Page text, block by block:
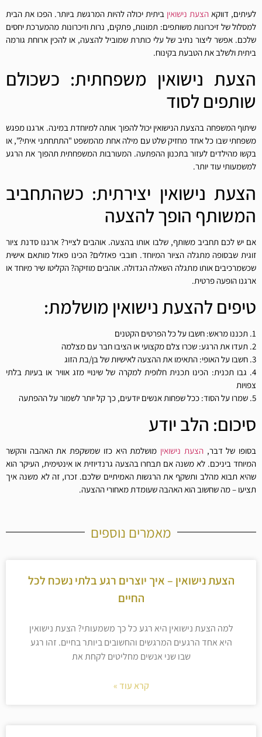
לעיתים, דווקא הצעת נישואין ביתית יכולה להיות המרגשת ביותר. הפכו את הבית
למסלול של זיכרונות משותפים: תמונות, פתקים, נרות וזיכרונות מהמערכת יחסים
שלכם. אפשר ליצור נתיב של עלי כותרת שמוביל להצעה, או להכין ארוחת גורמה
ביתית ולשלב את הטבעת בקינוח.
הצעת נישואין משפחתית: כשכולם
שותפים לסוד
שיתוף המשפחה בהצעת הנישואין יכול להפוך אותה למיוחדת במינה. ארגנו מפגש
משפחתי שבו כל אחד מחזיק שלט עם מילה אחת מהמשפט "התתחתני איתי?", או
בקשו מהילדים לעזור בתכנון ההפתעה. המעורבות המשפחתית תהפוך את הרגע
למשמעותי עוד יותר.
הצעת נישואין יצירתית: כשהתחביב
המשותף הופך להצעה
אם יש לכם תחביב משותף, שלבו אותו בהצעה. אוהבים לצייר? ארגנו סדנת ציור
זוגית שבסופה מתגלה הציור המיוחד. חובבי פאזלים? הכינו פאזל מותאם אישית
שכשמרכיבים אותו מתגלה השאלה הגדולה. אוהבים מוזיקה? הקליטו שיר מיוחד או
ארגנו הופעה פרטית.
טיפים להצעת נישואין מושלמת:
1. תכננו מראש: חשבו על כל הפרטים הקטנים
2. תעדו את הרגע: שכרו צלם מקצועי או הציבו חבר עם מצלמה
3. חשבו על האופי: התאימו את ההצעה לאישיות של בן/בת הזוג
4. גבו תכנית: הכינו תכנית חלופית למקרה של שינויי מזג אוויר או בעיות בלתי
צפויות
5. שמרו על הסוד: ככל שפחות אנשים יודעים, כך קל יותר לשמור על ההפתעה
סיכום: הלב יודע
בסופו של דבר,הצעת נישואין מושלמת היא כזו שמשקפת את האהבה והקשר
המיוחד ביניכם. לא משנה אם תבחרו בהצעה גרנדיוזית או אינטימית, העיקר הוא
שהיא תבוא מהלב ותשקף את הרגשות האמיתיים שלכם. זכרו, זה לא משנה איך
תציעו – מה שחשוב הוא האהבה שעומדת מאחורי ההצעה.
מאמרים נוספים
הצעת נישואין – איך יוצרים רגע בלתי נשכח לכל
החיים
למה הצעת נישואין היא רגע כל כך משמעותי? הצעת נישואין
היא אחד הרגעים המרגשים והחשובים ביותר בחיים. זהו רגע
שבו שני אנשים מחליטים לקחת את
קרא עוד »